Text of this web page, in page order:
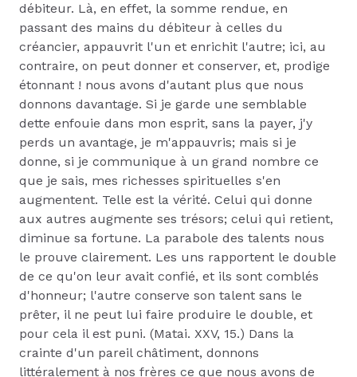
débiteur. Là, en effet, la somme rendue, en
passant des mains du débiteur à celles du
créancier, appauvrit l'un et enrichit l'autre; ici, au
contraire, on peut donner et conserver, et, prodige
étonnant ! nous avons d'autant plus que nous
donnons davantage. Si je garde une semblable
dette enfouie dans mon esprit, sans la payer, j'y
perds un avantage, je m'appauvris; mais si je
donne, si je communique à un grand nombre ce
que je sais, mes richesses spirituelles s'en
augmentent. Telle est la vérité. Celui qui donne
aux autres augmente ses trésors; celui qui retient,
diminue sa fortune. La parabole des talents nous
le prouve clairement. Les uns rapportent le double
de ce qu'on leur avait confié, et ils sont comblés
d'honneur; l'autre conserve son talent sans le
prêter, il ne peut lui faire produire le double, et
pour cela il est puni. (Matai. XXV, 15.) Dans la
crainte d'un pareil châtiment, donnons
littéralement à nos frères ce que nous avons de